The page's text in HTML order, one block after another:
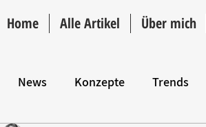
Home Alle Artikel Über mich
News Konzepte Trends